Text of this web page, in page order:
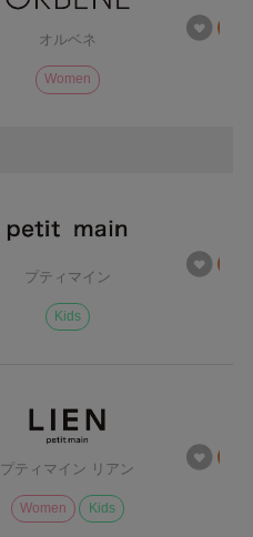
オルベネ
Women
プティマイン
Kids
プティマイン リアン
Women Kids